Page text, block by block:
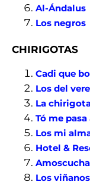
Al-Ándalus
Los negros
CHIRIGOTAS
Cadi que
Los del
La
Tó me
Los mi
Hotel &
Los viñanos